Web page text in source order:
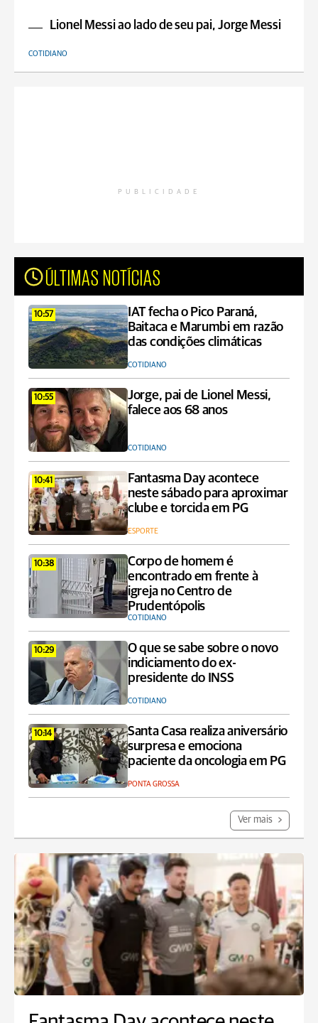
Lionel Messi ao lado de seu pai, Jorge Messi
COTIDIANO
PUBLICIDADE
ÚLTIMAS NOTÍCIAS
10:57
IAT fecha o Pico Paraná,
Baitaca e Marumbi em razão
das condições climáticas
COTIDIANO
10:55
Jorge, pai de Lionel Messi,
falece aos 68 anos
COTIDIANO
10:41
Fantasma Day acontece
neste sábado para aproximar
clube e torcida em PG
ESPORTE
10:38
Corpo de homem é
encontrado em frente à
igreja no Centro de
Prudentópolis
COTIDIANO
10:29
O que se sabe sobre o novo
indiciamento do ex-
presidente do INSS
COTIDIANO
10:14
Santa Casa realiza aniversário
surpresa e emociona
paciente da oncologia em PG
PONTA GROSSA
Ver mais